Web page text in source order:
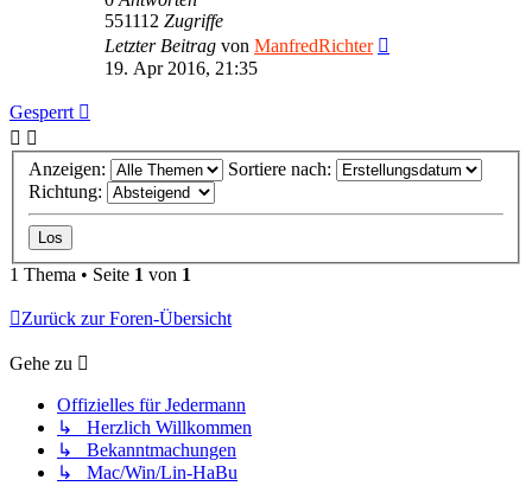
551112 Zugriffe
Letzter Beitrag von ManfredRichter
19. Apr 2016, 21:35
Gesperrt
Anzeigen:
Sortiere nach:
Richtung:
1 Thema • Seite 1 von 1
Zurück zur Foren-Übersicht
Gehe zu
Offizielles für Jedermann
↳ Herzlich Willkommen
↳ Bekanntmachungen
↳ Mac/Win/Lin-HaBu